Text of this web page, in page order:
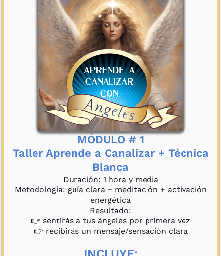
MÓDULO # 1
Taller Aprende a Canalizar + Técnica
Blanca
Duración: 1 hora y media
Metodología: guía clara + meditación + activación
energética
Resultado:
👉 sentirás a tus ángeles por primera vez
👉 recibirás un mensaje/sensación clara